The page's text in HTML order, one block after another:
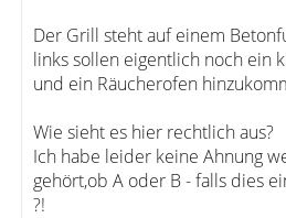
Der Grill steht auf einem
links sollen eigentlich noch ein
und ein Räucherofen
Wie sieht es hier rechtlich aus?
Ich habe leider keine Ahnung
gehört,ob A oder B - falls dies
?!